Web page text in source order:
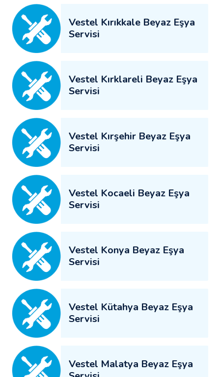
Vestel Kırıkkale Beyaz Eşya
Servisi
Vestel Kırklareli Beyaz Eşya
Servisi
Vestel Kırşehir Beyaz Eşya
Servisi
Vestel Kocaeli Beyaz Eşya
Servisi
Vestel Konya Beyaz Eşya
Servisi
Vestel Kütahya Beyaz Eşya
Servisi
Vestel Malatya Beyaz Eşya